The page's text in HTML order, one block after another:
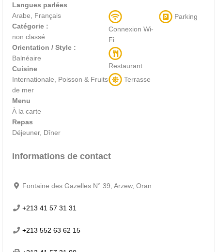
Langues parlées
Arabe, Français
Catégorie :
non classé
Orientation / Style :
Balnéaire
Cuisine
Internationale, Poisson & Fruits
de mer
Menu
À la carte
Repas
Déjeuner, Dîner
Connexion Wi-
Fi
Parking
Restaurant
Terrasse
Informations de contact
Fontaine des Gazelles N° 39, Arzew, Oran
+213 41 57 31 31
+213 552 63 62 15